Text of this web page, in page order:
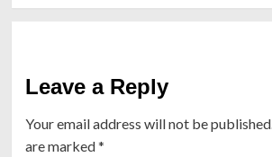
Leave a Reply
Your email address will not be published.
are marked*